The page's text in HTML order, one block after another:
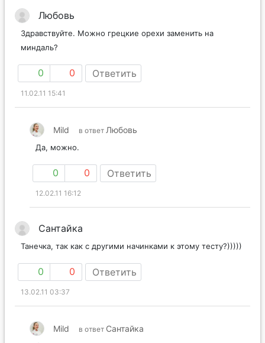
Любовь
Здравствуйте. Можно грецкие орехи заменить на
миндаль?
0 0 Ответить
11.02.11 15:41
Mild в ответ Любовь
Да, можно.
0 0 Ответить
12.02.11 16:12
Сантайка
Танечка, так как с другими начинками к этому тесту?)))))
0 0 Ответить
13.02.11 03:37
Mild в ответ Сантайка